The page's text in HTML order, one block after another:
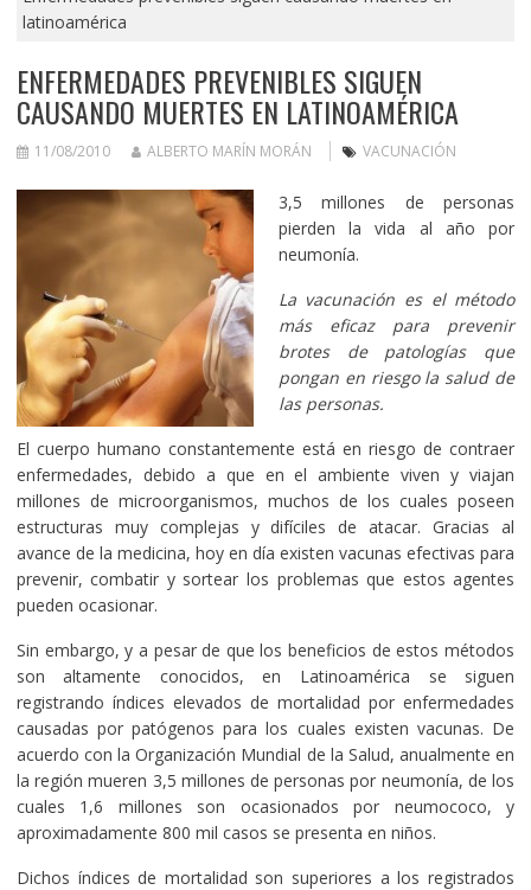
latinoamérica
ENFERMEDADES PREVENIBLES SIGUEN
CAUSANDO MUERTES EN LATINOAMÉRICA
11/08/2010 ALBERTO MARÍN MORÁN VACUNACIÓN
3,5 millones de personas
pierden la vida al año por
neumonía.
La vacunación es el método
más eficaz para prevenir
brotes de patologías que
pongan en riesgo la salud de
las personas.
El cuerpo humano constantemente está en riesgo de contraer
enfermedades, debido a que en el ambiente viven y viajan
millones de microorganismos, muchos de los cuales poseen
estructuras muy complejas y difíciles de atacar. Gracias al
avance de la medicina, hoy en día existen vacunas efectivas para
prevenir, combatir y sortear los problemas que estos agentes
pueden ocasionar.
Sin embargo, y a pesar de que los beneficios de estos métodos
son altamente conocidos, en Latinoamérica se siguen
registrando índices elevados de mortalidad por enfermedades
causadas por patógenos para los cuales existen vacunas. De
acuerdo con la Organización Mundial de la Salud, anualmente en
la región mueren 3,5 millones de personas por neumonía, de los
cuales 1,6 millones son ocasionados por neumococo, y
aproximadamente 800 mil casos se presenta en niños.
Dichos índices de mortalidad son superiores a los registrados